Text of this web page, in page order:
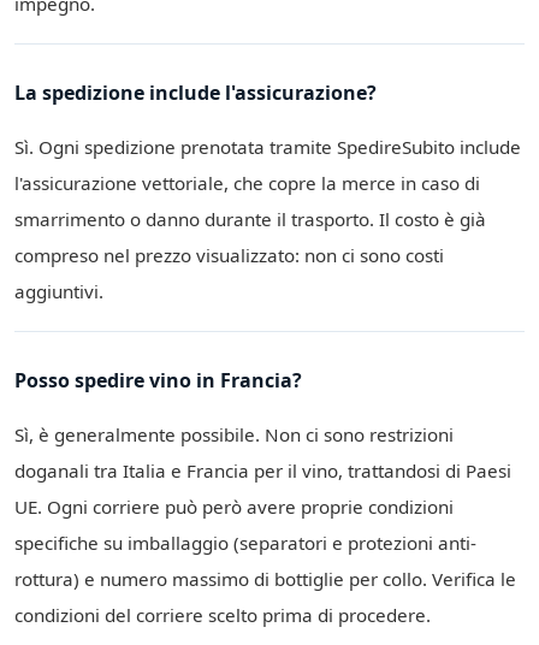
La spedizione include l'assicurazione?
Sì. Ogni spedizione prenotata tramite SpedireSubito include
l'assicurazione vettoriale, che copre la merce in caso di
smarrimento o danno durante il trasporto. Il costo è già
compreso nel prezzo visualizzato: non ci sono costi
aggiuntivi.
Posso spedire vino in Francia?
Sì, è generalmente possibile. Non ci sono restrizioni
doganali tra Italia e Francia per il vino, trattandosi di Paesi
UE. Ogni corriere può però avere proprie condizioni
specifiche su imballaggio (separatori e protezioni anti-
rottura) e numero massimo di bottiglie per collo. Verifica le
condizioni del corriere scelto prima di procedere.